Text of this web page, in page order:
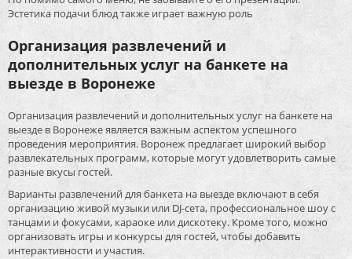
Эстетика подачи блюд также играет важную роль
Организация развлечений и
дополнительных услуг на банкете на
выезде в Воронеже
Организация развлечений и дополнительных услуг на банкете на
выезде в Воронеже является важным аспектом успешного
проведения мероприятия. Воронеж предлагает широкий выбор
развлекательных программ, которые могут удовлетворить самые
разные вкусы гостей.
Варианты развлечений для банкета на выезде включают в себя
организацию живой музыки или DJ-сета, профессиональное шоу с
танцами и фокусами, караоке или дискотеку. Кроме того, можно
организовать игры и конкурсы для гостей, чтобы добавить
интерактивности и участия.